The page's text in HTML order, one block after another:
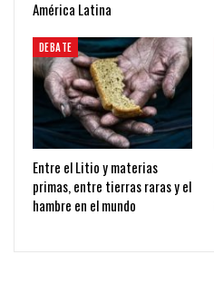
América Latina
DEBATE
Entre el Litio y materias
primas, entre tierras raras y el
hambre en el mundo